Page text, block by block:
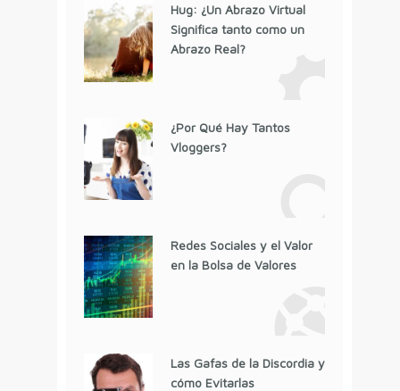
Hug: ¿Un Abrazo Virtual
Significa tanto como un
Abrazo Real?
¿Por Qué Hay Tantos
Vloggers?
Redes Sociales y el Valor
en la Bolsa de Valores
Las Gafas de la Discordia y
cómo Evitarlas